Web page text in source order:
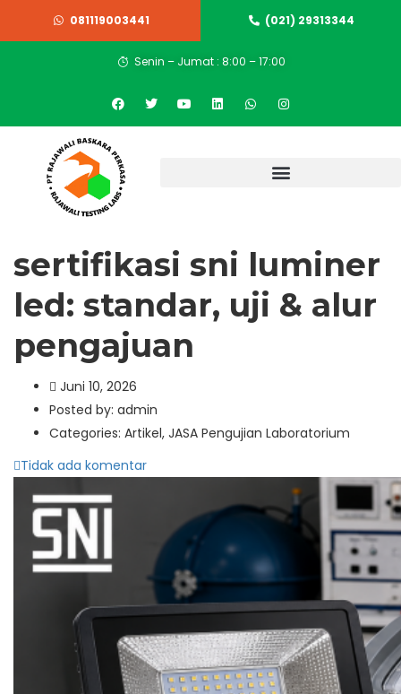
081119003441 (021) 29313344
Senin – Jumat : 8:00 – 17:00
sertifikasi sni luminer
led: standar, uji & alur
pengajuan
Juni 10, 2026
Posted by: admin
Categories: Artikel, JASA Pengujian Laboratorium
Tidak ada komentar